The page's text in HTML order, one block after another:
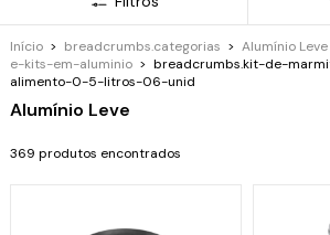
Início > breadcrumbs.categorias > Alumínio Leve
e-kits-em-aluminio > breadcrumbs.kit-de-
alimento-0-5-litros-06-unid
Alumínio Leve
369 produtos encontrados